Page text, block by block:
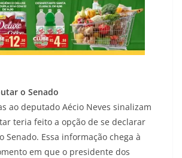
o Senado
ao deputado Aécio Neves sinalizam
teria feito a opção de se declarar
Senado. Essa informação chega à
em que o presidente dos